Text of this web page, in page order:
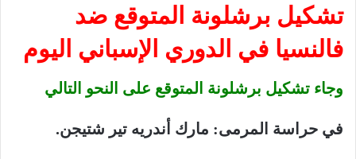
تشكيل برشلونة المتوقع ضد
فالنسيا في الدوري الإسباني اليوم
وجاء تشكيل برشلونة المتوقع على النحو التالي
في حراسة المرمى: مارك أندريه تير شتيجن.